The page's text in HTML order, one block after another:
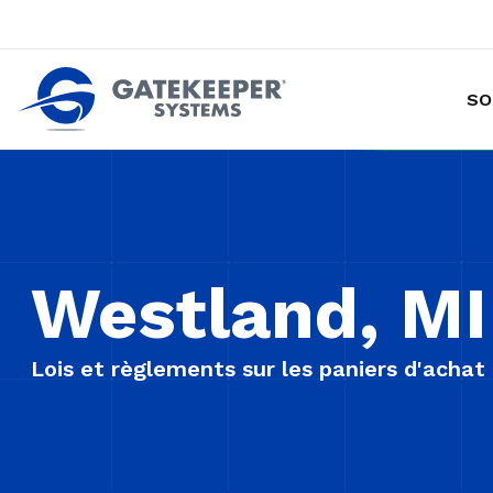
Westland, MI
Lois et règlements sur les paniers d'achat